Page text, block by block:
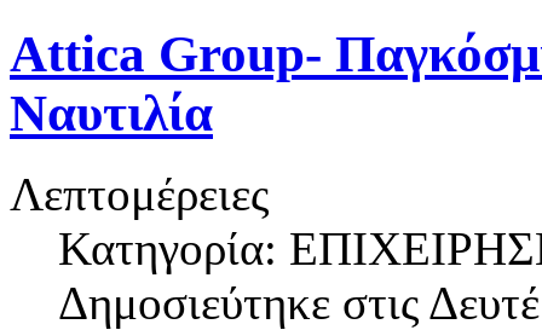
Attica Group-
Ναυτιλία
Λεπτομέρειες
Κατηγορία:
Δημοσιεύτηκε στις